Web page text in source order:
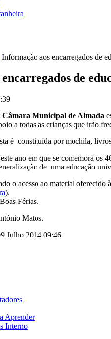
Informação aos encarregados de
de
Câmara Municipal de Almada
a todas as crianças que irão
é constituída por mochila,
ano em que se comemora os
de uma educação
o acesso ao material
).
Férias.
Matos.
Julho 2014 09:46
Aprender
Interno